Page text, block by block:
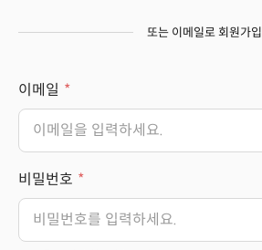
또는 이메일로 회원가입
이메일
비밀번호